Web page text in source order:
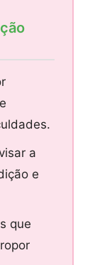
a
e
que